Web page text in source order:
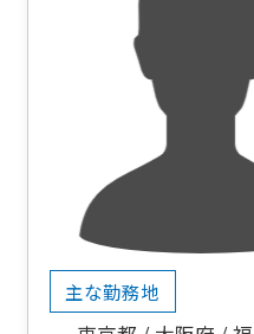
主な勤務地